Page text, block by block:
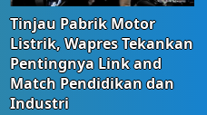
Tinjau Pabrik Motor
Listrik, Wapres Tekankan
Pentingnya Link and
Match Pendidikan dan
Industri